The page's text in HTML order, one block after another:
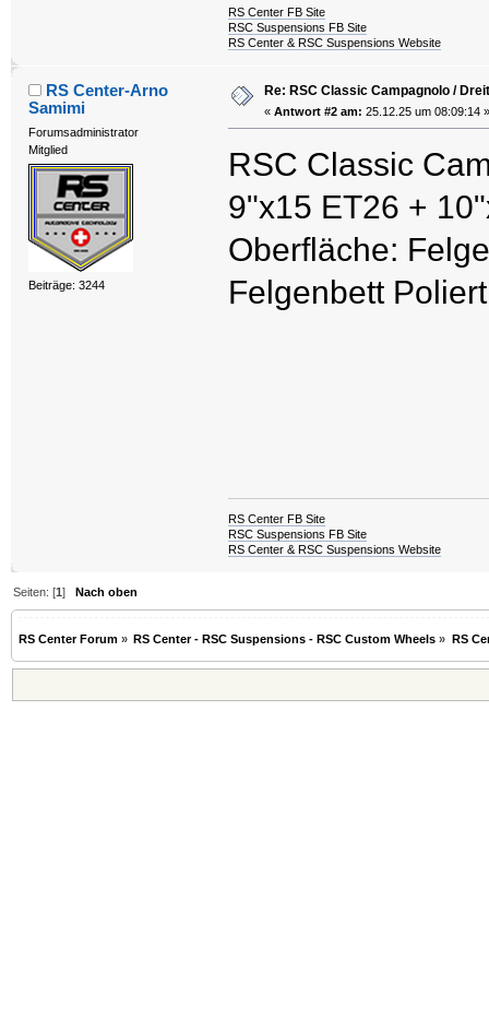
RS Center FB Site
RSC Suspensions FB Site
RS Center & RSC Suspensions Website
RS Center-Arno
Samimi
Forumsadministrator
Mitglied
Beiträge: 3244
Re: RSC Classic Campagnolo /
« Antwort #2 am: 25.12.25 um 08:09:14 »
RSC Classic
9"x15 ET26 +
Oberfläche:
Felgenbett Poliert
RS Center FB Site
RSC Suspensions FB Site
RS Center & RSC Suspensions Website
Seiten: [1]Nach oben
RS Center Forum » RS Center - RSC Suspensions - RSC Custom Wheels » RS